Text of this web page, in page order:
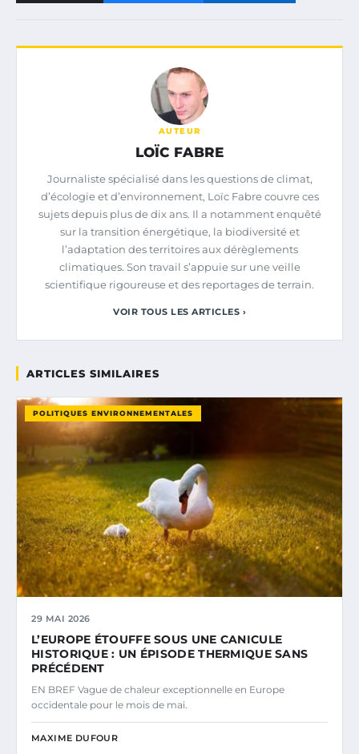
AUTEUR
LOÏC FABRE
Journaliste spécialisé dans les questions de climat,
d’écologie et d’environnement, Loïc Fabre couvre ces
sujets depuis plus de dix ans. Il a notamment enquêté
sur la transition énergétique, la biodiversité et
l’adaptation des territoires aux dérèglements
climatiques. Son travail s’appuie sur une veille
scientifique rigoureuse et des reportages de terrain.
VOIR TOUS LES ARTICLES ›
ARTICLES SIMILAIRES
POLITIQUES ENVIRONNEMENTALES
29 MAI 2026
L’EUROPE ÉTOUFFE SOUS UNE CANICULE
HISTORIQUE : UN ÉPISODE THERMIQUE SANS
PRÉCÉDENT
EN BREF Vague de chaleur exceptionnelle en Europe
occidentale pour le mois de mai.
MAXIME DUFOUR